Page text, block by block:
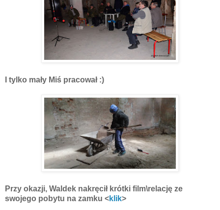
I tylko mały Miś pracował :)
Przy okazji, Waldek nakręcił krótki film\relację ze
swojego pobytu na zamku <klik>